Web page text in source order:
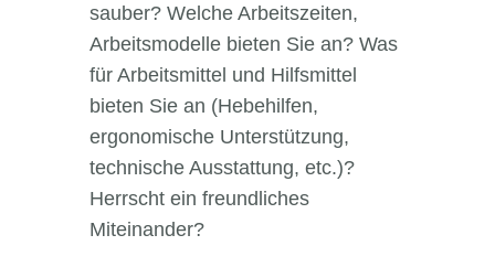
sauber? Welche Arbeitszeiten,
Arbeitsmodelle bieten Sie an? Was
für Arbeitsmittel und Hilfsmittel
bieten Sie an (Hebehilfen,
ergonomische Unterstützung,
technische Ausstattung, etc.)?
Herrscht ein freundliches
Miteinander?